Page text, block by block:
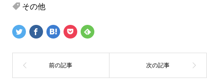
その他